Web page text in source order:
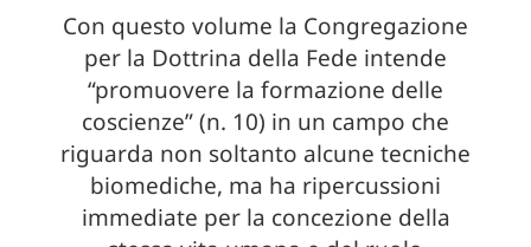
Con questo volume la Congregazione
per la Dottrina della Fede intende
“promuovere la formazione delle
coscienze” (n. 10) in un campo che
riguarda non soltanto alcune tecniche
biomediche, ma ha ripercussioni
immediate per la concezione della